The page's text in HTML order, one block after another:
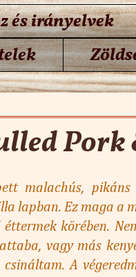
és irányelvek
Pork
malachús, pikáns
lapban. Ez maga a
éttermek körében.
vagy más
csináltam. A